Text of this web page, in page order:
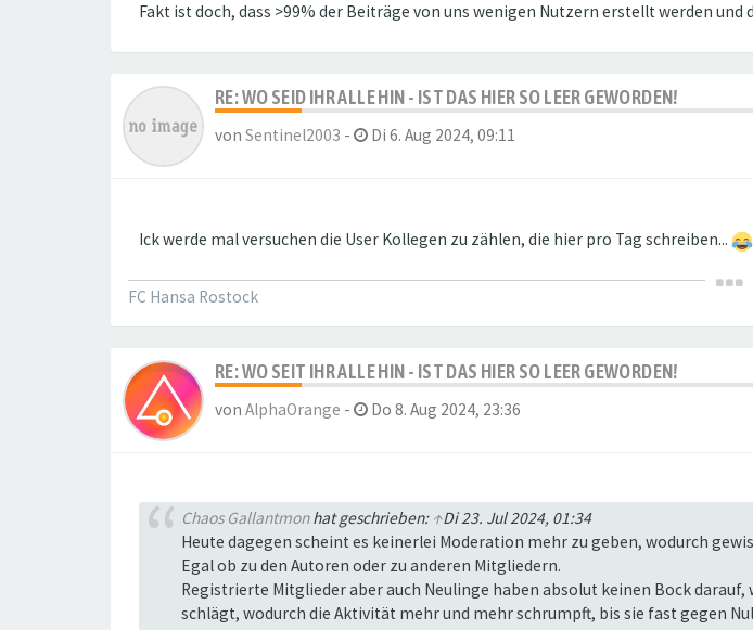
Fakt ist doch, dass >99% der Beiträge von uns wenigen Nutzern erstellt werden und
RE: WO SEID IHR ALLE HIN - IST DAS HIER SO LEER GEWORDEN!
von Sentinel2003 - Di 6. Aug 2024, 09:11
Ick werde mal versuchen die User Kollegen zu zählen, die hier pro Tag schreiben...
FC Hansa Rostock
RE: WO SEIT IHR ALLE HIN - IST DAS HIER SO LEER GEWORDEN!
von AlphaOrange - Do 8. Aug 2024, 23:36
Chaos Gallantmonhat geschrieben: ↑Di 23. Jul 2024, 01:34
Heute dagegen scheint es keinerlei Moderation mehr zu geben, wodurch
Egal ob zu den Autoren oder zu anderen Mitgliedern.
Registrierte Mitglieder aber auch Neulinge haben absolut keinen Bock
schlägt, wodurch die Aktivität mehr und mehr schrumpft, bis sie fast gegen